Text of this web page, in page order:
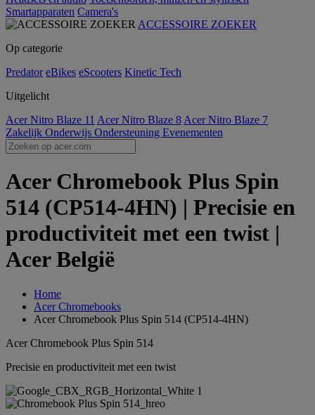
Smartapparaten Camera's
ACCESSOIRE ZOEKER
Op categorie
Predator eBikes eScooters Kinetic Tech
Uitgelicht
Acer Nitro Blaze 11 Acer Nitro Blaze 8 Acer Nitro Blaze 7
Zakelijk Onderwijs Ondersteuning Evenementen
Acer Chromebook Plus Spin
514 (CP514-4HN) | Precisie en
productiviteit met een twist |
Acer België
Home
Acer Chromebooks
Acer Chromebook Plus Spin 514 (CP514-4HN)
Acer Chromebook Plus Spin 514
Precisie en productiviteit met een twist